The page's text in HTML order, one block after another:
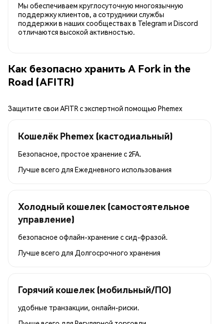
Мы обеспечиваем круглосуточную многоязычную
поддержку клиентов, а сотрудники службы
поддержки в наших сообществах в Telegram и Discord
отличаются высокой активностью.
Как безопасно хранить A Fork in the
Road (AFITR)
Защитите свои AFITR с экспертной помощью Phemex
Кошелёк Phemex (кастодиальный)
Безопасное, простое хранение с 2FA.
Лучше всего для Ежедневного использования
Холодный кошелек (самостоятельное
управление)
безопасное офлайн-хранение с сид-фразой.
Лучше всего для Долгосрочного хранения
Горячий кошелек (мобильный/ПО)
удобные транзакции, онлайн-риски.